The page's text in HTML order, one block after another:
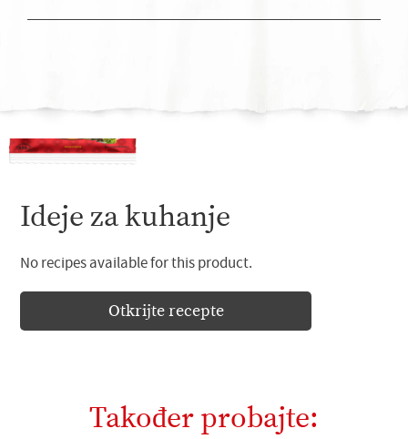
Ideje za kuhanje
No recipes available for this product.
Otkrijte recepte
Također probajte: